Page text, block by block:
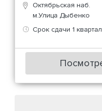
Октябрьская наб.
м.Улица Дыбенко
Срок сдачи 1